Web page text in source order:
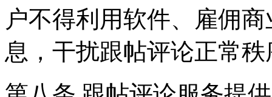
户不得利用软件、雇佣
息，干扰跟帖评论正常